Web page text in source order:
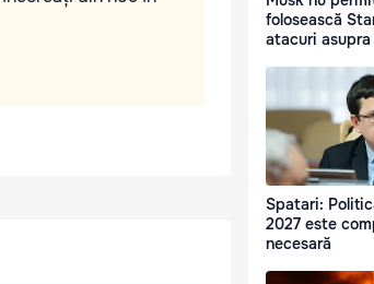
folosească
atacuri asupra
Spatari:
2027 este
necesară